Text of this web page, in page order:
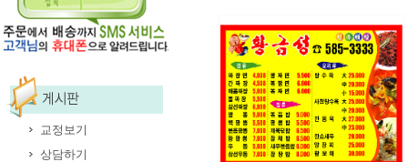
교정보기
상담하기
2020.05.12